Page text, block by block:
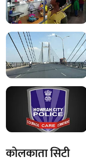
कोलकाता सिटी